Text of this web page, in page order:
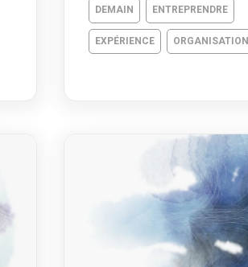
DEMAIN ENTREPRENDRE
EXPÉRIENCE ORGANISATION